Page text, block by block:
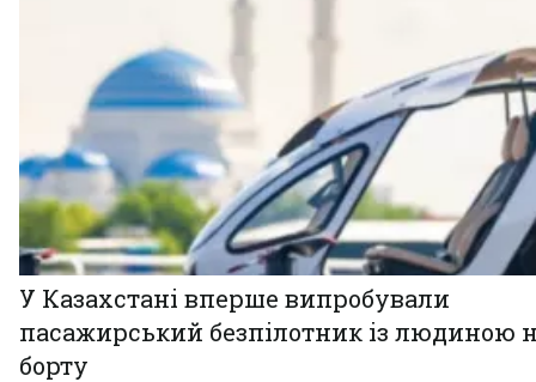
У Казахстані вперше випробували
пасажирський безпілотник із людиною
борту